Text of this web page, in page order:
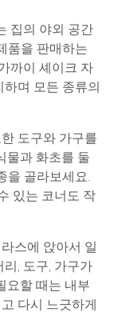
집의 야외 공간
품을 판매하는
까이 셰이크 자
며 모든 종류의
도구와 가구를
물과 화초를 둘
을 골라보세요.
있는 코너도 작
스에 앉아서 일
, 도구, 가구가
요할 때는 내부
다시 느긋하게